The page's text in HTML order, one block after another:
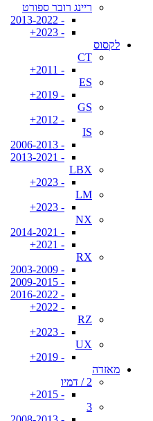
ריינג רובר ספורט
- 2013-2022
- 2023+
לקסוס
CT
- 2011+
ES
- 2019+
GS
- 2012+
IS
- 2006-2013
- 2013-2021
LBX
- 2023+
LM
- 2023+
NX
- 2014-2021
- 2021+
RX
- 2003-2009
- 2009-2015
- 2016-2022
- 2022+
RZ
- 2023+
UX
- 2019+
מאזדה
2 / דמיו
- 2015+
3